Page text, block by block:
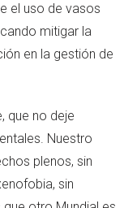
el uso de vasos
mitigar la
en la gestión de
que no deje
Nuestro
plenos, sin
sin